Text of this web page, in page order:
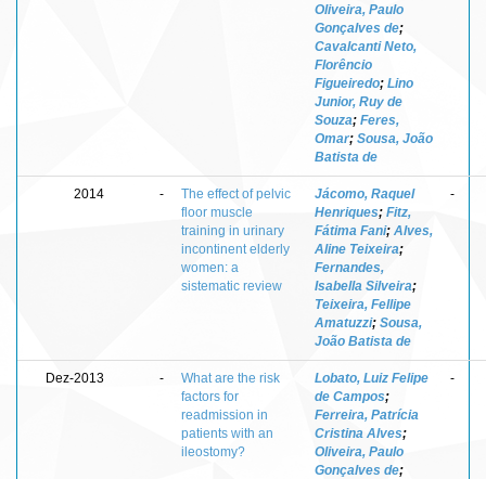
Oliveira, Paulo
Gonçalves de;
Cavalcanti Neto,
Florêncio
Figueiredo; Lino
Junior, Ruy de
Souza; Feres,
Omar; Sousa, João
Batista de
2014 -
The effect of pelvic
floor muscle
training in urinary
incontinent elderly
women: a
sistematic review
Jácomo, Raquel
Henriques; Fitz,
Fátima Fani; Alves,
Aline Teixeira;
Fernandes,
Isabella Silveira;
Teixeira, Fellipe
Amatuzzi; Sousa,
João Batista de
-
Dez-2013 -
What are the risk
factors for
readmission in
patients with an
ileostomy?
Lobato, Luiz Felipe
de Campos;
Ferreira, Patrícia
Cristina Alves;
Oliveira, Paulo
Gonçalves de;
-